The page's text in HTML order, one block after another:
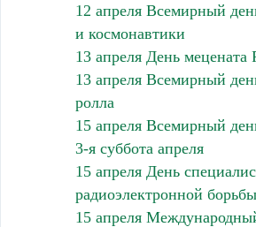
12 апреля Всемирный
и космонавтики
13 апреля День мецената
13 апреля Всемирный
ролла
15 апреля Всемирный
3-я суббота апреля
15 апреля День
радиоэлектронной
15 апреля